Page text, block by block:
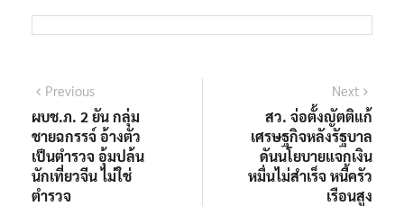
แนะแนว
เรื่อง
Previous
post:
ผบช.ภ. 2 ยัน กลุ่ม
ชายฉกรรจ์ อ้างตัว
เป็นตำรวจ อุ้มปล้น
นักเที่ยวจีน ไม่ใช่
ตำรวจ
Next
post:
สว​. จ่อตั้งญัตติแก้
เศรษฐกิจหลังรัฐบาล
ดันนโยบายแจกเงิน
หมื่นไม่สำเร็จ หนี้ครัว
เรือนสูง